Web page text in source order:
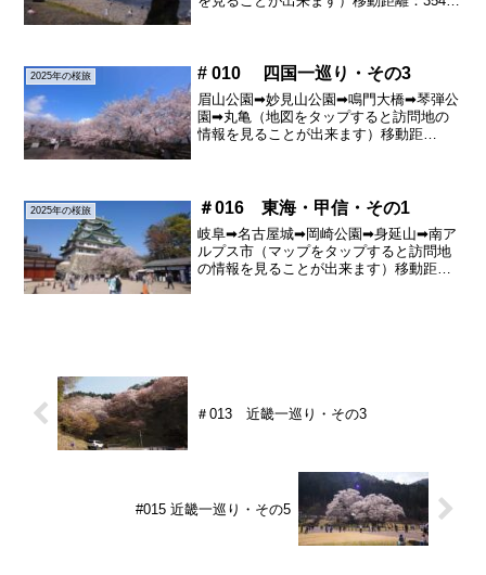
あっという間...
2025年の桜旅 # 010 四国一巡り・その3
眉山公園➡妙見山公園➡鳴門大橋➡琴弾公
園➡丸亀（地図をタップすると訪問地の
情報を見ることが出来ます）移動距
2025年の桜旅 ＃016 東海・甲信・その1
岐阜➡名古屋城➡岡崎公園➡身延山➡南ア
ルプス市（マップをタップすると訪問地
の情報を見ることが出来ます）移動距
＃013 近畿一巡り・その3
#015 近畿一巡り・その5